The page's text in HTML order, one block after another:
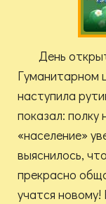
День
Гуманитарном
наступила
показал:
«население»
выяснилось,
прекрасно
учатся